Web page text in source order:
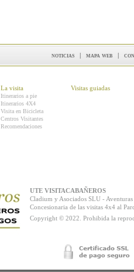
noticias | mapa web |
La visita
Itinerarios a pie
Itinerarios 4X4
Visita en Bicicleta
Centros Visitantes
Recomendaciones
Visitas guiadas
UTE VISITACABAÑEROS
Cladium y Asociados SLU -
Concesionaria de las visitas 4x4 al
Copyright © 2022. Prohibida la